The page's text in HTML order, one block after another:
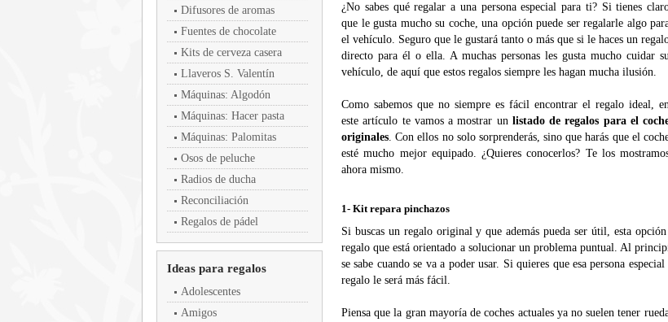
Difusores de aromas
Fuentes de chocolate
Kits de cerveza casera
Llaveros S. Valentín
Máquinas: Algodón
Máquinas: Hacer pasta
Máquinas: Palomitas
Osos de peluche
Radios de ducha
Reconciliación
Regalos de pádel
Ideas para regalos
Adolescentes
Amigos
¿No sabes qué regalar a una persona especial para ti? Si tienes
que le gusta mucho su coche, una opción puede ser regalarle algo
el vehículo. Seguro que le gustará tanto o más que si le haces un
directo para él o ella. A muchas personas les gusta mucho cuidar
vehículo, de aquí que estos regalos siempre les hagan mucha ilusión.
Como sabemos que no siempre es fácil encontrar el regalo ideal,
este artículo te vamos a mostrar un listado de regalos para el
originales. Con ellos no solo sorprenderás, sino que harás que el
esté mucho mejor equipado. ¿Quieres conocerlos? Te los
ahora mismo.
1- Kit repara pinchazos
Si buscas un regalo original y que además pueda ser útil, esta
regalo que está orientado a solucionar un problema puntual. Al
se sabe cuando se va a poder usar. Si quieres que esa persona
regalo le será más fácil.
Piensa que la gran mayoría de coches actuales ya no suelen tener